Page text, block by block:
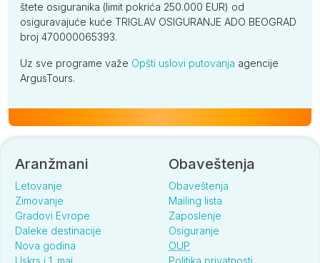
štete osiguranika (limit pokrića 250.000 EUR) od
osiguravajuće kuće TRIGLAV OSIGURANJE ADO BEOGRAD
broj 470000065393.
Uz sve programe važe Opšti uslovi putovanja agencije
ArgusTours.
Aranžmani
Letovanje
Zimovanje
Gradovi Evrope
Daleke destinacije
Nova godina
Uskrs i 1. maj
Obaveštenja
Obaveštenja
Mailing lista
Zaposlenje
Osiguranje
OUP
Politika privatnosti